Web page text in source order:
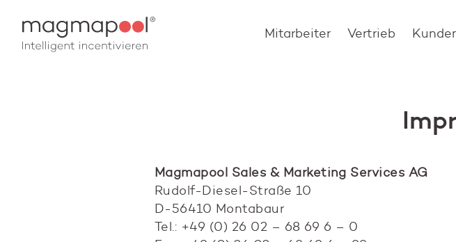
Mitarbeiter Vertrieb
Magmapool Sales & Marketing Services AG
Rudolf-Diesel-Straße 10
D-56410 Montabaur
Tel.: +49 (0) 26 02 – 68 69 6 – 0